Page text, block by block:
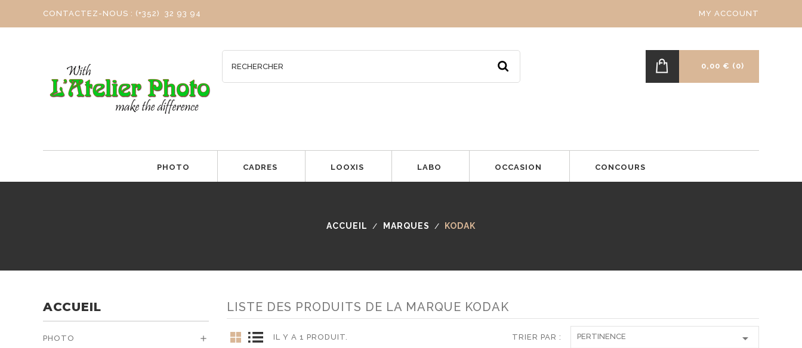
CONTACTEZ-NOUS : (+352) 32 93 94 MY ACCOUNT
(0)
0,00 €
PHOTO CADRES LOOXIS LABO OCCASION CONCOURS
ACCUEIL MARQUES KODAK
ACCUEIL
PHOTO 
LISTE DES PRODUITS DE LA MARQUE KODAK
IL Y A 1 PRODUIT. TRIER PAR : PERTINENCE 